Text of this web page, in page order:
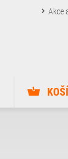
Akce